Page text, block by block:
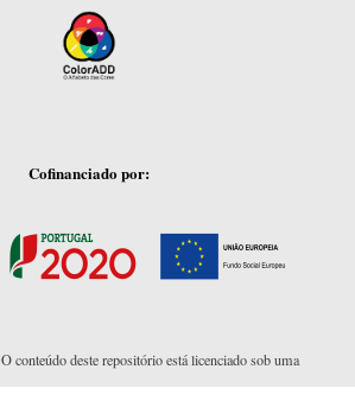
Cofinanciado por:
O conteúdo deste repositório está licenciado sob uma